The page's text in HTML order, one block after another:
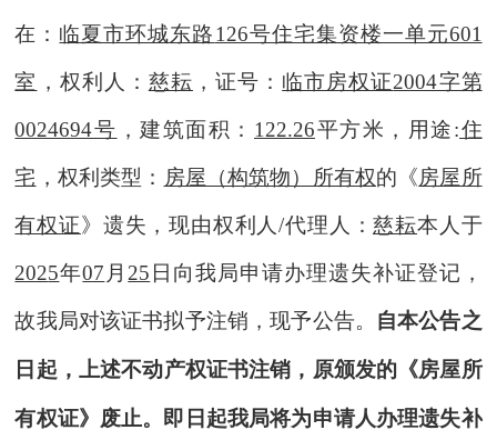
在： 临夏市环城东路126号住宅集资楼一单元601
室 ，权利人： 慈耘 ，证号： 临市房权证2004字第
0024694号 ，建筑面积： 122.26平方米，用途:住
宅 ，权利类型： 房屋（构筑物）所有权的《房屋所
有权证》 遗失 ，现由权利人/代理人 ：慈耘本人于
2025年07 月25 日向我局申请办理遗失补证登记 ，
故我局对该证书拟予注销，现予公告。 自本公告之
日起 ， 上述不动产权证书注销，原颁发的《房屋所
有权证》废止。即日起我局将为申请人办理遗失补